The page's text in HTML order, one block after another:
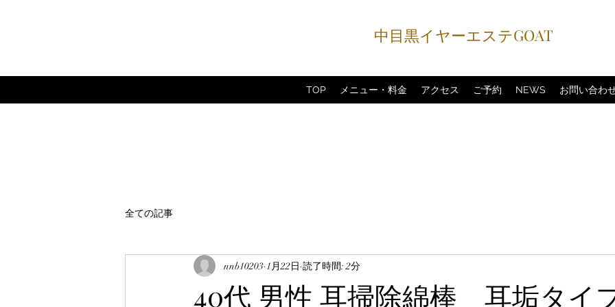
中目黒イヤーエステGOAT
TOP メニュー・料金 アクセス ご予約 NEWS お問い合わ
全ての記事
40代 男性 耳掃除綿棒 耳垢タイ
nnb10203 1月22日 読了時間: 2分